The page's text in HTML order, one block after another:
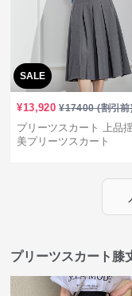
SALE
¥13,920 ¥17400(割引前
プリーツスカート 上品
美プリーツスカート
プリーツスカート膝